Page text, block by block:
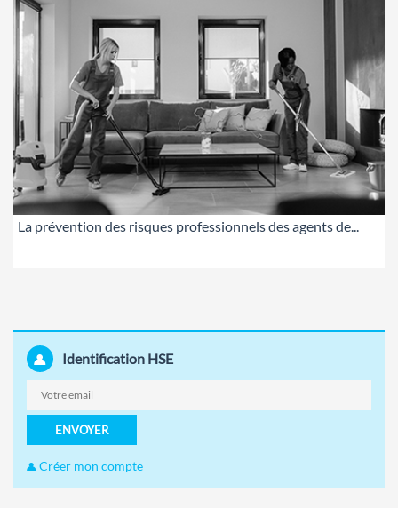
La prévention des risques professionnels des agents de...
Identification HSE
ENVOYER
Créer mon compte